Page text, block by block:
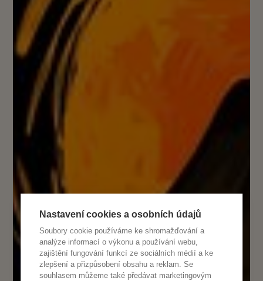
Nastavení cookies a osobních údajů
Soubory cookie používáme ke shromažďování a
analýze informací o výkonu a používání webu,
zajištění fungování funkcí ze sociálních médií a ke
zlepšení a přizpůsobení obsahu a reklam. Se
souhlasem můžeme také předávat marketingovým